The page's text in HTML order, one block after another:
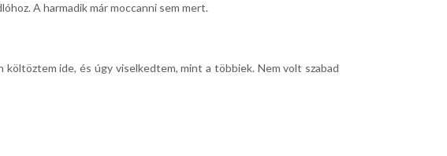
A harmadik már moccanni sem mert.
ide, és úgy viselkedtem, mint a többiek. Nem volt szabad